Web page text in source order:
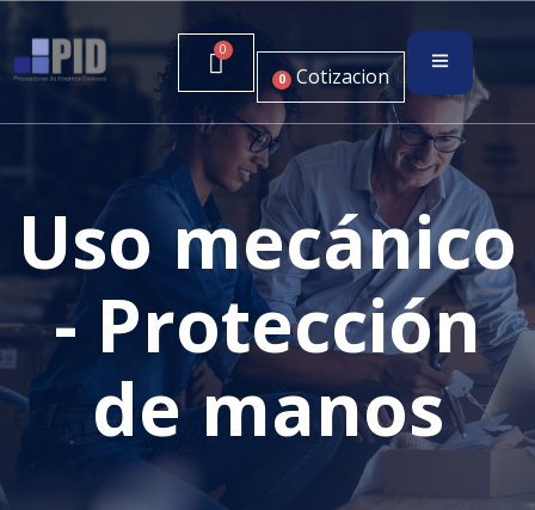
0 Cotizacion
Uso mecánico
- Protección
de manos